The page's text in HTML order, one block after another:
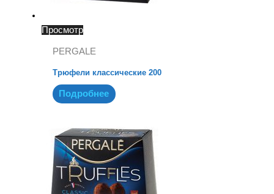
Просмотр
PERGALE
Трюфели классические 200
Подробнее